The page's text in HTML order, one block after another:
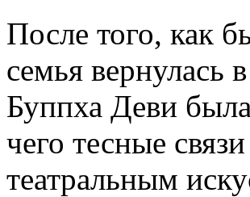
После того, как
семья вернулась
Буппха Деви
чего тесные
театральным